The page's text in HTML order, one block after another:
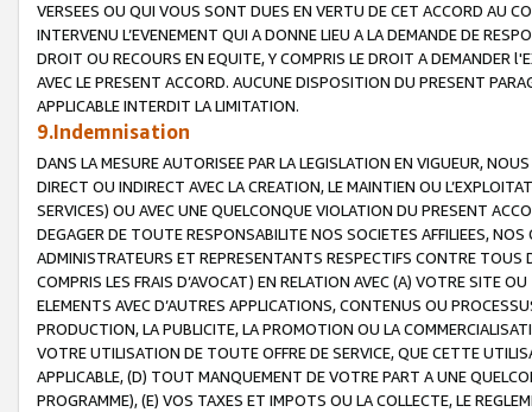
VERSEES OU QUI VOUS SONT DUES EN VERTU DE CET ACCORD AU
INTERVENU L’EVENEMENT QUI A DONNE LIEU A LA DEMANDE DE
DROIT OU RECOURS EN EQUITE, Y COMPRIS LE DROIT A DEMANDER
AVEC LE PRESENT ACCORD. AUCUNE DISPOSITION DU PRESENT
APPLICABLE INTERDIT LA LIMITATION.
9.Indemnisation
DANS LA MESURE AUTORISEE PAR LA LEGISLATION EN VIGUEUR,
DIRECT OU INDIRECT AVEC LA CREATION, LE MAINTIEN OU
SERVICES) OU AVEC UNE QUELCONQUE VIOLATION DU PRESENT
DEGAGER DE TOUTE RESPONSABILITE NOS SOCIETES AFFILIEES,
ADMINISTRATEURS ET REPRESENTANTS RESPECTIFS CONTRE
COMPRIS LES FRAIS D’AVOCAT) EN RELATION AVEC (A) VOTRE SITE
ELEMENTS AVEC D’AUTRES APPLICATIONS, CONTENUS OU
PRODUCTION, LA PUBLICITE, LA PROMOTION OU LA
VOTRE UTILISATION DE TOUTE OFFRE DE SERVICE, QUE CETTE
APPLICABLE, (D) TOUT MANQUEMENT DE VOTRE PART A UNE
PROGRAMME), (E) VOS TAXES ET IMPOTS OU LA COLLECTE, LE